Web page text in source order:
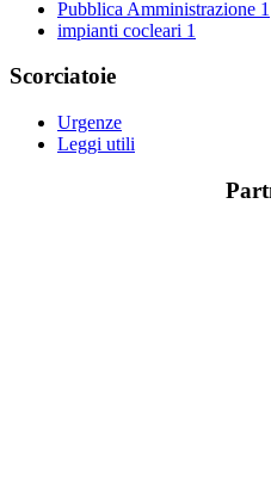
Pubblica Amministrazione 1
impianti cocleari 1
Scorciatoie
Urgenze
Leggi utili